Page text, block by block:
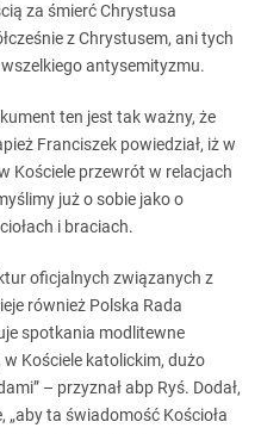
za śmierć Chrystusa
z Chrystusem, ani tych
antysemityzmu.
ten jest tak ważny, że
Franciszek powiedział, iż w
Kościele przewrót w relacjach
już o sobie jako o
i braciach.
oficjalnych związanych z
również Polska Rada
spotkania modlitewne
w Kościele katolickim, dużo
– przyznał abp Ryś. Dodał,
ta świadomość Kościoła